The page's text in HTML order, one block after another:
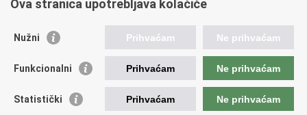
Izjava o pristupačnosti
Ravnopravnost spolova u MORH-u i OSRH
Važne poveznice
Vlada RH
Ova stranica upotrebljava kolačiće
Nužni Prihvaćam Ne prihvaćam
Funkcionalni Prihvaćam Ne prihvaćam
Statistički Prihvaćam Ne prihvaćam